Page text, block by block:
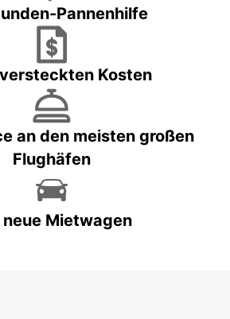
Pannenhilfe
Kosten
an den meisten großen
Flughäfen
neue Mietwagen